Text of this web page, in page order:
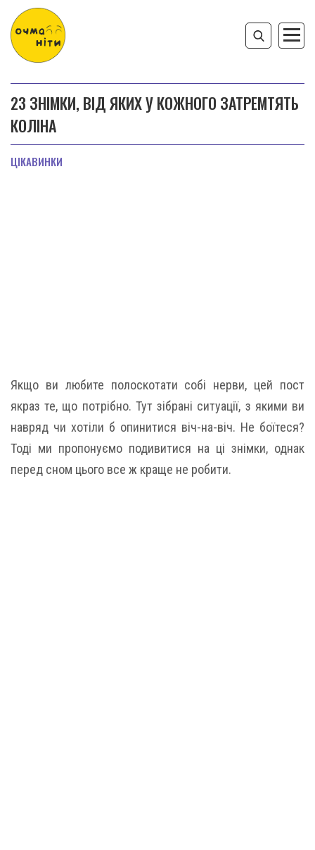
23 ЗНІМКИ, ВІД ЯКИХ У КОЖНОГО ЗАТРЕМТЯТЬ
КОЛІНА
ЦІКАВИНКИ
Якщо ви любите полоскотати собі нерви, цей пост
якраз те, що потрібно. Тут зібрані ситуації, з якими ви
навряд чи хотіли б опинитися віч-на-віч. Не боїтеся?
Тоді ми пропонуємо подивитися на ці знімки, однак
перед сном цього все ж краще не робити.